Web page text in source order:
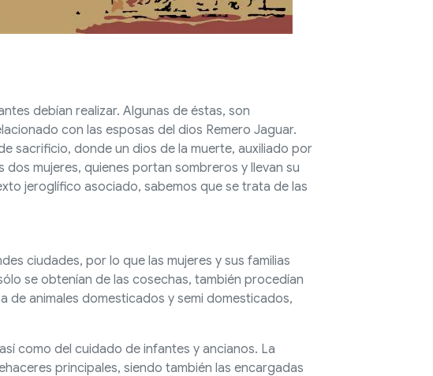
debían realizar. Algunas de éstas, son
con las esposas del dios Remero Jaguar.
sacrificio, donde un dios de la muerte, auxiliado por
mujeres, quienes portan sombreros y llevan su
jeroglífico asociado, sabemos que se trata de las
ciudades, por lo que las mujeres y sus familias
se obtenían de las cosechas, también procedían
de animales domesticados y semi domesticados,
como del cuidado de infantes y ancianos. La
principales, siendo también las encargadas